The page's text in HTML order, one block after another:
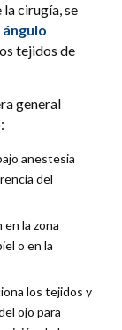
cirugía, se
tejidos de
general
anestesia
del
en la zona
o en la
los tejidos y
ojo para